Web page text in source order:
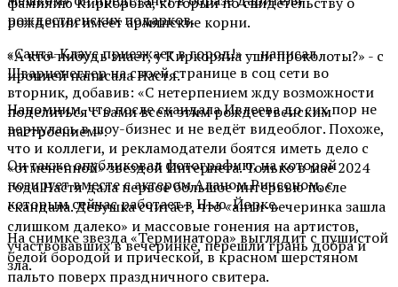
рождении имеет армянские корни.
«А кто-нибудь знает, у Киркоряна уши проколоты?» - с
иронией написала Настя.
Напомним, что после скандала Ивлеева до сих пор не
вернулась в шоу-бизнес и не ведёт видеоблог. Похоже,
что и коллеги, и рекламодатели боятся иметь дело с
«отмененной» звездой Интернета. Только в мае 2024
года Настя дала первое большое интервью после
скандала. Девушка считает, что «анти-вечеринка зашла
слишком далеко» и массовые гонения на артистов,
участвовавших в вечеринке, перешли грань добра и
зла.
рождественских подарков.
«Санта-Клаус приезжает в город!» — написал
Шварценеггер на своей странице в соц сети во
вторник, добавив: «С нетерпением жду возможности
поделиться с вами всем этим рождественским
настроением».
Он также опубликовал фотографию, на которой
позирует вместе с актером Аланом Ричсоном, с
которым сейчас работает в Нью-Йорке.
На снимке звезда «Терминатора» выглядит с пушистой
белой бородой и прической, в красном шерстяном
пальто поверх праздничного свитера.